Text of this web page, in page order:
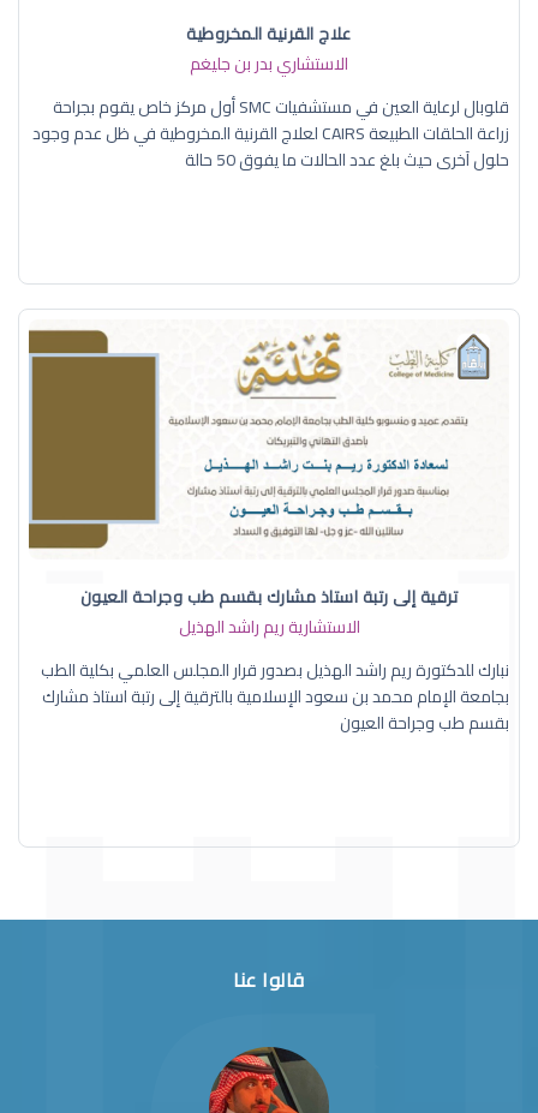
علاج القرنية المخروطية
الاستشاري بدر بن جليغم
قلوبال لرعاية العين في مستشفيات SMC أول مركز خاص يقوم بجراحة
زراعة الحلقات الطبيعة CAIRS لعلاج القرنية المخروطية في ظل عدم وجود
حلول آخرى حيث بلغ عدد الحالات ما يفوق 50 حالة
ترقية إلى رتبة استاذ مشارك بقسم طب وجراحة العيون
الاستشارية ريم راشد الهذيل
نبارك للدكتورة ريم راشد الهذيل بصدور قرار المجلس العلمي بكلية الطب
بجامعة الإمام محمد بن سعود الإسلامية بالترقية إلى رتبة استاذ مشارك
بقسم طب وجراحة العيون
قالوا عنا